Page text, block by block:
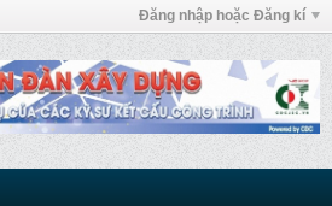
Đăng nhập hoặc Đăng kí